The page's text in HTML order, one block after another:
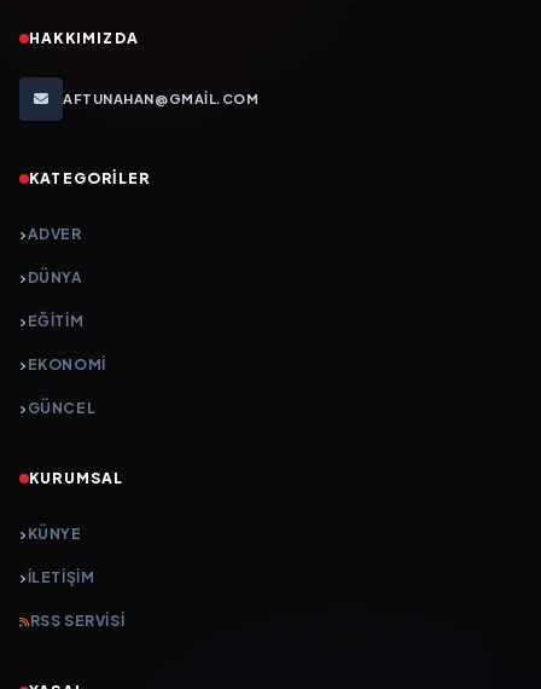
HAKKIMIZDA
AFTUNAHAN@GMAIL.COM
KATEGORILER
ADVER
DÜNYA
EĞİTİM
EKONOMİ
GÜNCEL
KURUMSAL
KÜNYE
İLETIŞIM
RSS SERVISI